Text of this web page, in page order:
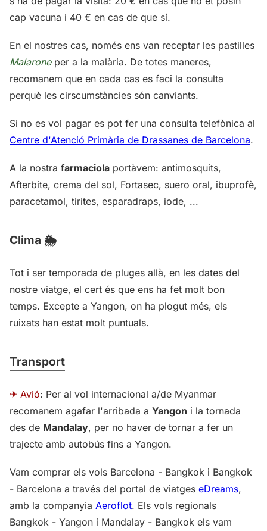
cap vacuna i 40 € en cas de que sí.
En el nostres cas, només ens van receptar les pastilles
Malaroneper a la malària. De totes maneres,
recomanem que en cada cas es faci la consulta
perquè les cirscumstàncies són canviants.
Si no es vol pagar es pot fer una consulta telefònica al
Centre d'Atenció Primària de Drassanes de Barcelona.
A la nostra farmaciola portàvem: antimosquits,
Afterbite, crema del sol, Fortasec, suero oral, ibuprofè,
paracetamol, tirites, esparadraps, iode, ...
Clima 🌦️
Tot i ser temporada de pluges allà, en les dates del
nostre viatge, el cert és que ens ha fet molt bon
temps. Excepte a Yangon, on ha plogut més, els
ruixats han estat molt puntuals.
Transport
✈ Avió: Per al vol internacional a/de Myanmar
recomanem agafar l'arribada a Yangon i la tornada
des de Mandalay, per no haver de tornar a fer un
trajecte amb autobús fins a Yangon.
Vam comprar els vols Barcelona - Bangkok i Bangkok
- Barcelona a través del portal de viatges eDreams,
amb la companyia Aeroflot. Els vols regionals
Bangkok - Yangon i Mandalay - Bangkok els vam